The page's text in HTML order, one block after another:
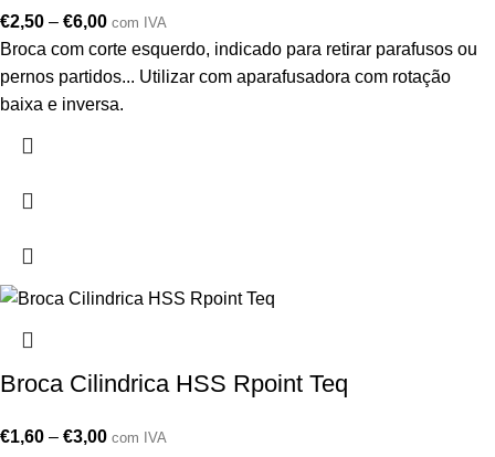
€2,50 – €6,00 com IVA
Broca com corte esquerdo, indicado para retirar parafusos ou
pernos partidos... Utilizar com aparafusadora com rotação
baixa e inversa.
Broca Cilindrica HSS Rpoint Teq
€1,60 – €3,00 com IVA